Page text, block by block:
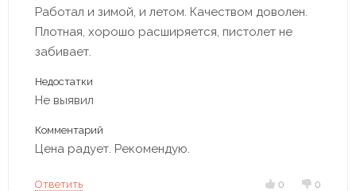
Работал и зимой, и летом. Качеством доволен.
Плотная, хорошо расширяется, пистолет не
забивает.
Недостатки
Не выявил
Комментарий
Цена радует. Рекомендую.
Ответить 0 0